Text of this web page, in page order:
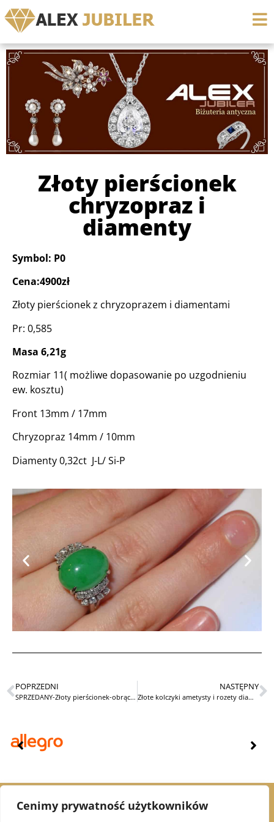
Cenimy prywatność użytkowników
Złoty pierścionek
chryzopraz i
diamenty
Symbol: P0
Cena:4900zł
Złoty pierścionek z chryzoprazem i diamentami
Pr: 0,585
Masa 6,21g
Rozmiar 11( możliwe dopasowanie po uzgodnieniu
ew. kosztu)
Front 13mm / 17mm
Chryzopraz 14mm / 10mm
Diamenty 0,32ct J-L/ Si-P
POPRZEDNI
SPRZEDANY-Złoty pierścionek-obrączka z diamentami 0,8ct
NASTĘPNY
Złote kolczyki ametysty i rozety diamentowe STARE
© 2021 Alex Jubiler